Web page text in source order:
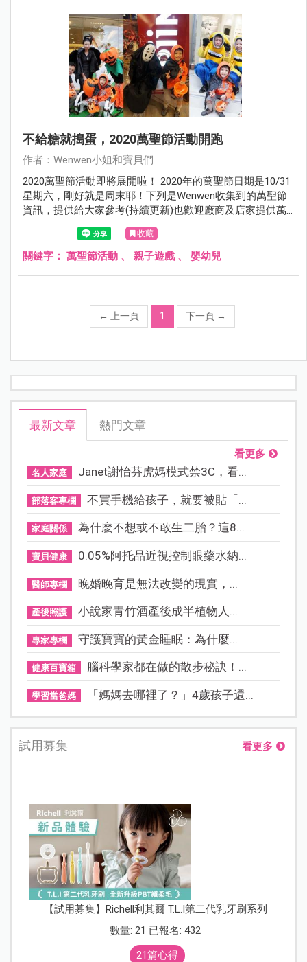
不給糖就搗蛋，2020萬聖節活動開跑
作者：Wenwen小姐和寶貝們
2020萬聖節活動即將展開啦！ 2020年的萬聖節日期是10/31
星期六，剛好就是周末耶！下列是Wenwen收集到的萬聖節
資訊，提供給大家參考(持續更新)也歡迎廠商及店家提供萬
聖節活動資訊，以及小朋友的萬聖節DIY相關課程。
收藏
關鍵字： 萬聖節活動 、 親子遊戲、 嬰幼兒
← 上一頁 1 下一頁 →
最新文章 熱門文章
看更多
名人家庭 Janet謝怡芬虎媽模式禁3C，看...
部落客專欄 不買手機給孩子，就要被貼「...
家庭關係 為什麼不想或不敢生二胎？這8...
寶貝健康 0.05%阿托品近視控制眼藥水納...
醫師專欄 晚婚晚育是無法改變的現實，...
產後照護 小說家青竹酒產後成半植物人...
專家專欄 守護寶寶的黃金睡眠：為什麼...
健康百寶箱 腦科學家都在做的散步秘訣！...
學習當爸媽 「媽媽去哪裡了？」4歲孩子還...
試用募集 看更多
【試用募集】Richell利其爾 T.L.I第二代乳牙刷系列
數量: 21 已報名: 432
21篇心得